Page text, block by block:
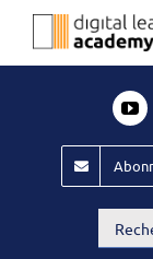
Passer
Évènements
Offres d’emploi